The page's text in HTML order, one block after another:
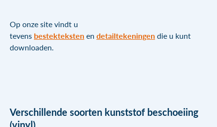
Op onze site vindt u
tevens bestektekstenen detailtekeningendie u kunt
downloaden.
Verschillende soorten kunststof beschoeiing